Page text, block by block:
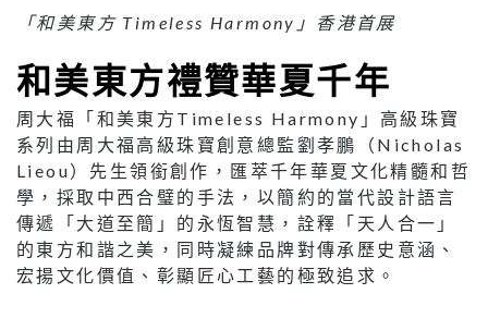
「和美東方 Timeless Harmony」香港首展
和美東方禮贊華夏千年
周大福「和美東方Timeless Harmony」高級珠寶
系列由周大福高級珠寶創意總監劉孝鵬（Nicholas
Lieou）先生領銜創作，匯萃千年華夏文化精髓和哲
學，採取中西合璧的手法，以簡約的當代設計語言
傳遞「大道至簡」的永恆智慧，詮釋「天人合一」
的東方和諧之美，同時凝練品牌對傳承歷史意涵、
宏揚文化價值、彰顯匠心工藝的極致追求。